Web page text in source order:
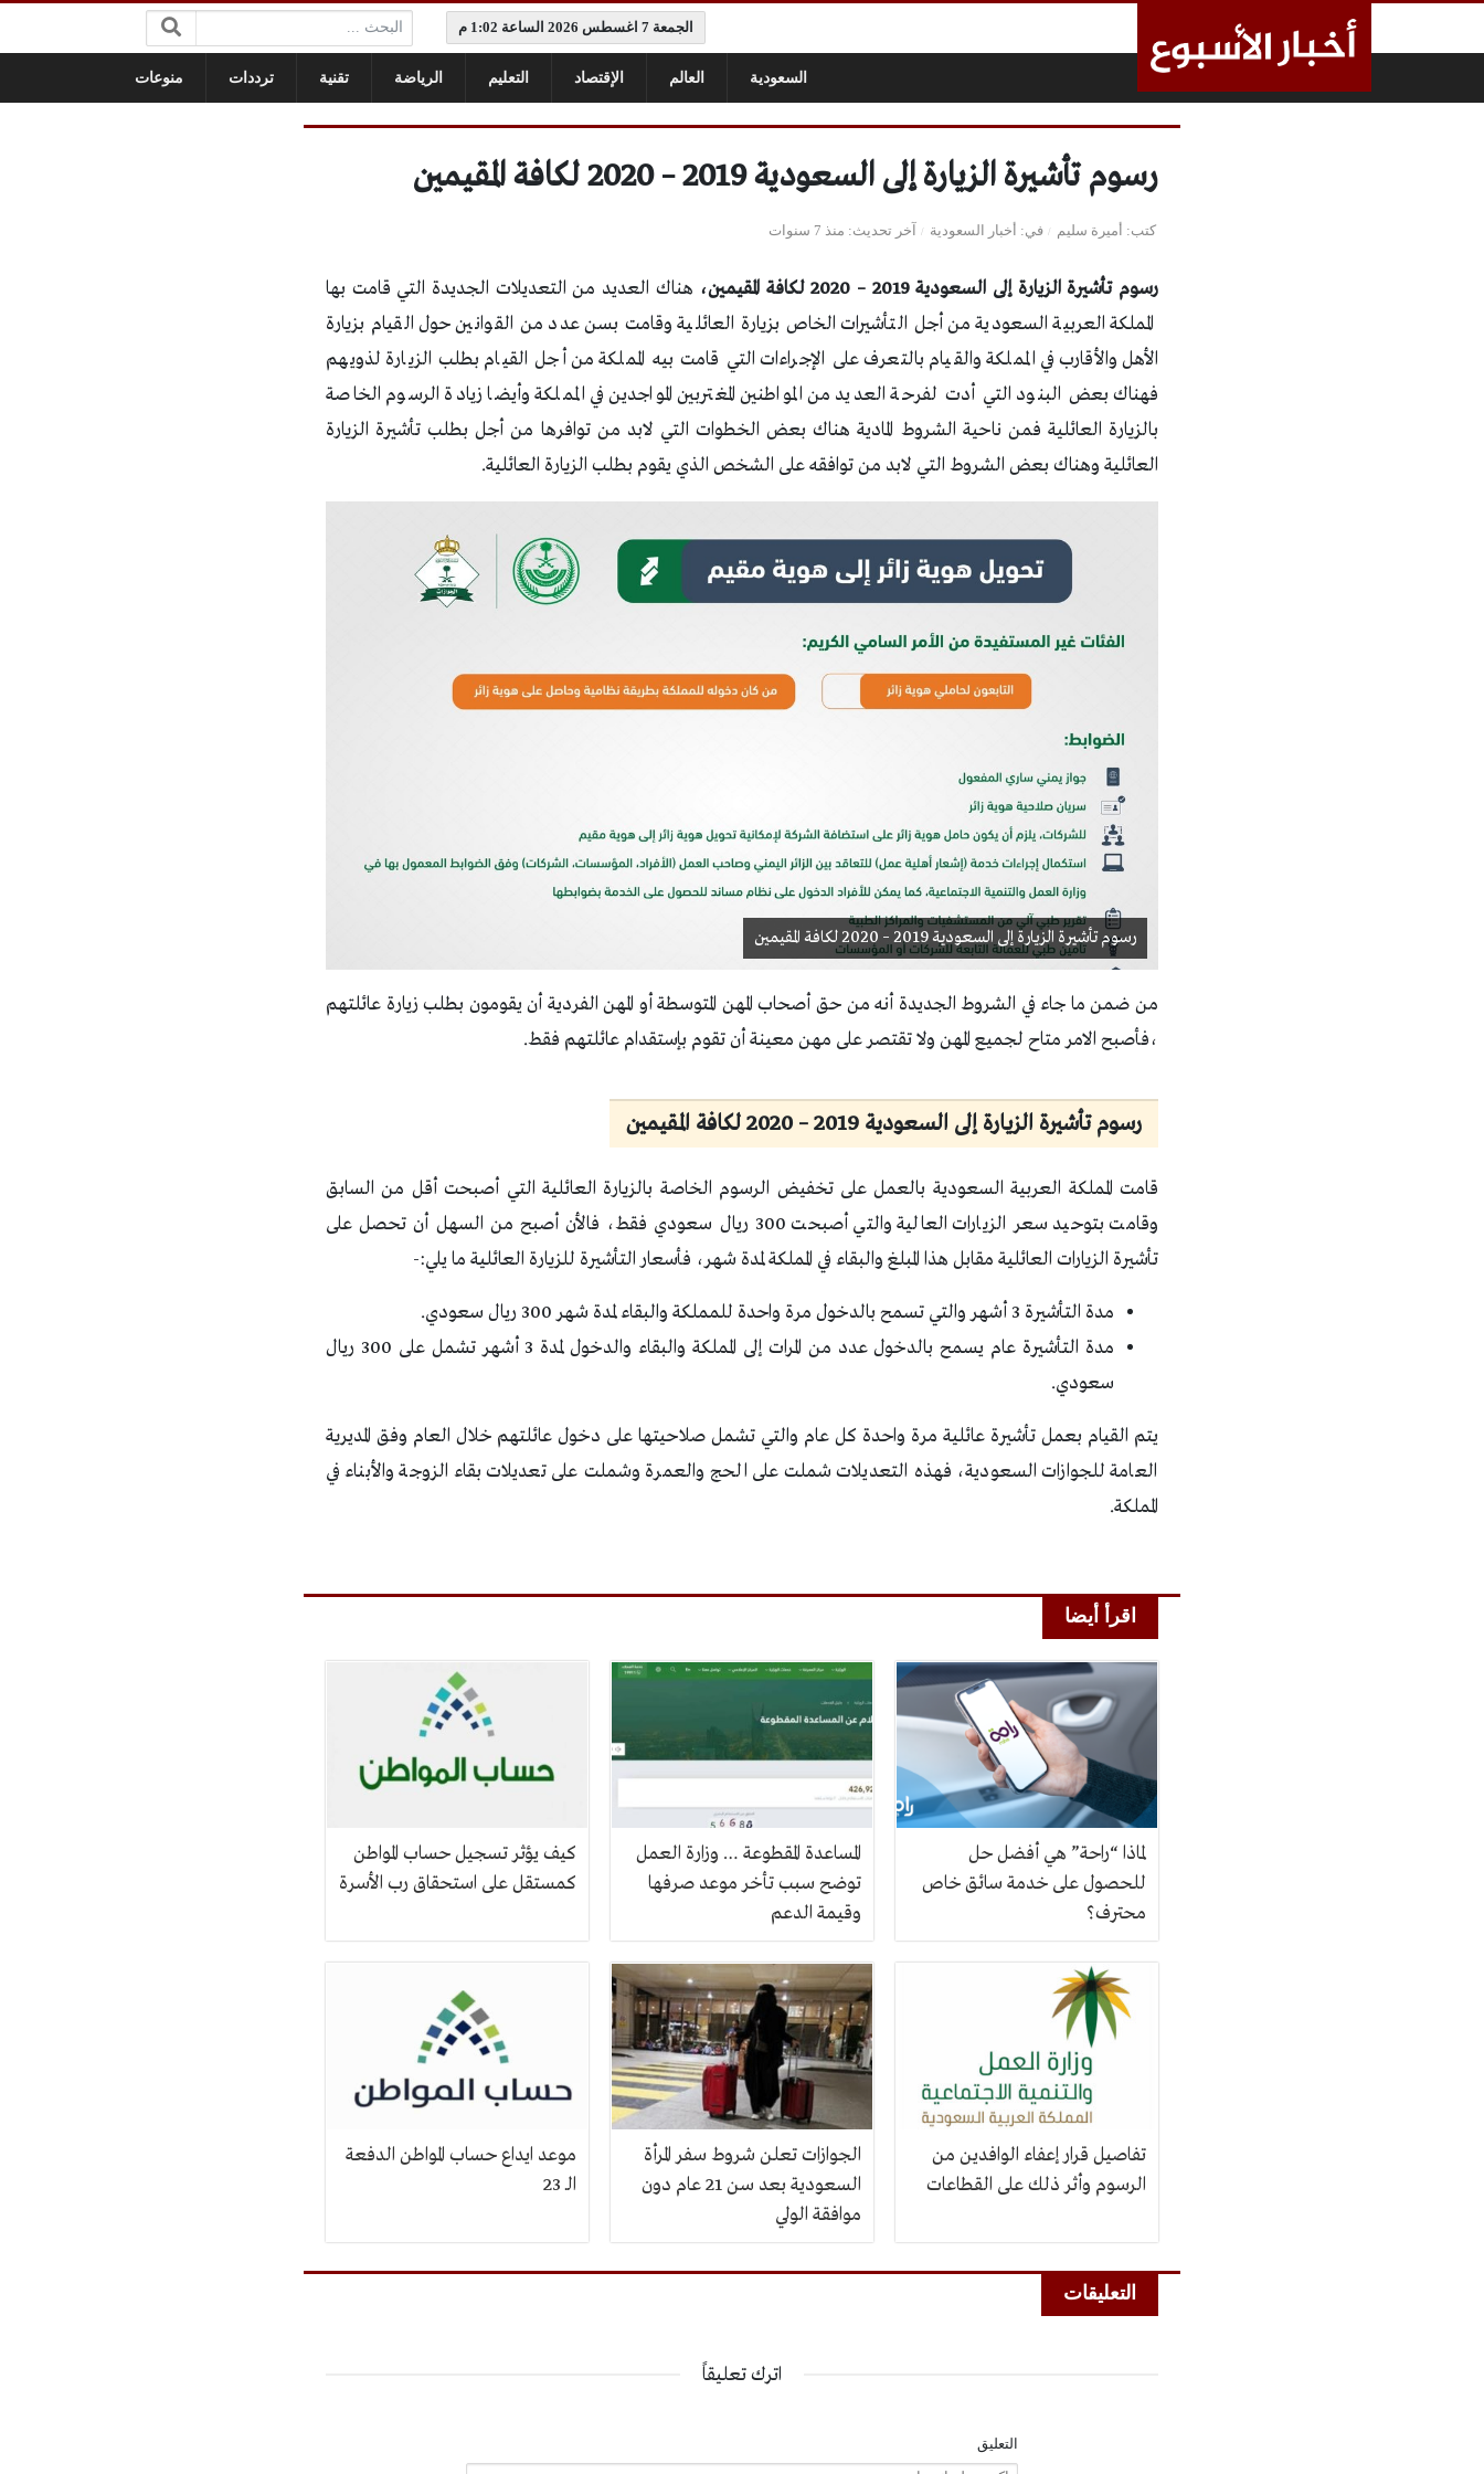
الجمعة 7 اغسطس 2026 الساعة 1:02 م البحث:
السعودية العالم الإقتصاد التعليم الرياضة تقنية ترددات منوعات
رسوم تأشيرة الزيارة إلى السعودية 2019 – 2020 لكافة المقيمين
كتب أميرة سليم في أخبار السعودية آخر تحديث منذ 7 سنوات
رسوم تأشيرة الزيارة إلى السعودية 2019 – 2020 لكافة المقيمين،
هناك العديد من التعديلات الجديدة التي قامت بها
المملكة العربية السعودية من أجل التأشيرات الخاص بزيارة العائلية وقامت بسن عدد من القوانين حول القيام بزيارة
الأهل والأقارب في المملكة والقيام بالتعرف على الإجراءات التي قامت بيه المملكة من أجل القيام بطلب الزيارة لذويهم
فهناك بعض البنود التي أدت لفرحة العديد من المواطنين المغتربين المواجدين في المملكة وأيضا زيادة الرسوم الخاصة
بالزيارة العائلية فمن ناحية الشروط المادية هناك بعض الخطوات التي لابد من توافرها من أجل بطلب تأشيرة الزيارة
العائلية وهناك بعض الشروط التي لابد من توافقه على الشخص الذي يقوم بطلب الزيارة العائلية.
رسوم تأشيرة الزيارة إلى السعودية 2019 – 2020 لكافة المقيمين
من ضمن ما جاء في الشروط الجديدة أنه من حق أصحاب المهن المتوسطة أو المهن الفردية أن يقومون بطلب زيارة عائلتهم
،فأصبح الامر متاح لجميع المهن ولا تقتصر على مهن معينة أن تقوم بإستقدام عائلتهم فقط.
رسوم تأشيرة الزيارة إلى السعودية 2019 – 2020 لكافة المقيمين
قامت المملكة العربية السعودية بالعمل على تخفيض الرسوم الخاصة بالزيارة العائلية التي أصبحت أقل من السابق
وقامت بتوحيد سعر الزيارات العالية والتي أصبحت 300 ريال سعودي فقط، فالأن أصبح من السهل أن تحصل على
تأشيرة الزيارات العائلية مقابل هذا المبلغ والبقاء في المملكة لمدة شهر، فأسعار التأشيرة للزيارة العائلية ما يلي:-
مدة التأشيرة 3 أشهر والتي تسمح بالدخول مرة واحدة للمملكة والبقاء لمدة شهر 300 ريال سعودي.
مدة التأشيرة عام يسمح بالدخول عدد من المرات إلى المملكة والبقاء والدخول لمدة 3 أشهر تشمل على 300 ريال
سعودي.
يتم القيام بعمل تأشيرة عائلية مرة واحدة كل عام والتي تشمل صلاحيتها على دخول عائلتهم خلال العام وفق المديرية
العامة للجوازات السعودية، فهذه التعديلات شملت على الحج والعمرة وشملت على تعديلات بقاء الزوجة والأبناء في
المملكة.
اقرأ أيضا
لماذا “راحة” هي أفضل حل
للحصول على خدمة سائق خاص
محترف؟
المساعدة المقطوعة … وزارة العمل
توضح سبب تأخر موعد صرفها
وقيمة الدعم
كيف يؤثر تسجيل حساب المواطن
كمستقل على استحقاق رب الأسرة
تفاصيل قرار إعفاء الوافدين من
الرسوم وأثر ذلك على القطاعات
الجوازات تعلن شروط سفر المرأة
السعودية بعد سن 21 عام دون
موافقة الولي
موعد ايداع حساب المواطن الدفعة
الـ 23
التعليقات
اترك تعليقاً
التعليق